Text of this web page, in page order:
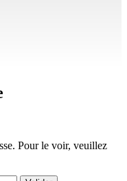
Pour le voir, veuillez